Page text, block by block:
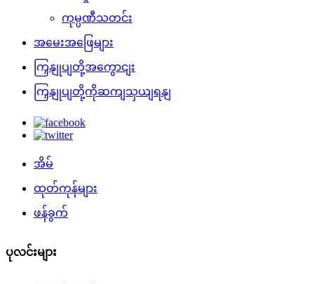
ကုမ္ပဏီသတင်း
အမေးအဖြေများ
ကြှနျုပျတို့အကွောငျး
ကြှနျုပျတို့ကိုဆကျသှယျရနျ
အိမ်
ထုတ်ကုန်များ
ဖန်ခွက်
ပုလင်းများ